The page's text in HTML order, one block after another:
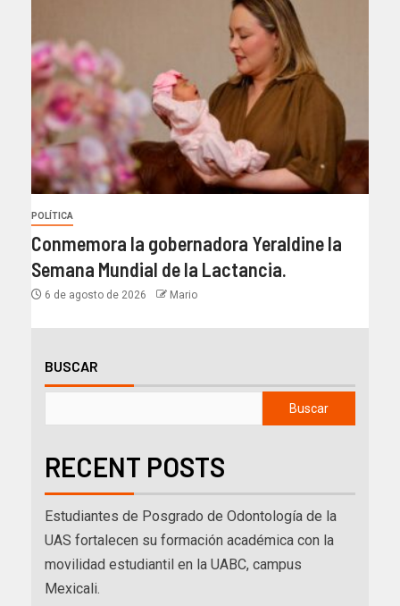
POLÍTICA
Conmemora la gobernadora Yeraldine la
Semana Mundial de la Lactancia.
6 de agosto de 2026 Mario
BUSCAR
Buscar
RECENT POSTS
Estudiantes de Posgrado de Odontología de la
UAS fortalecen su formación académica con la
movilidad estudiantil en la UABC, campus
Mexicali.